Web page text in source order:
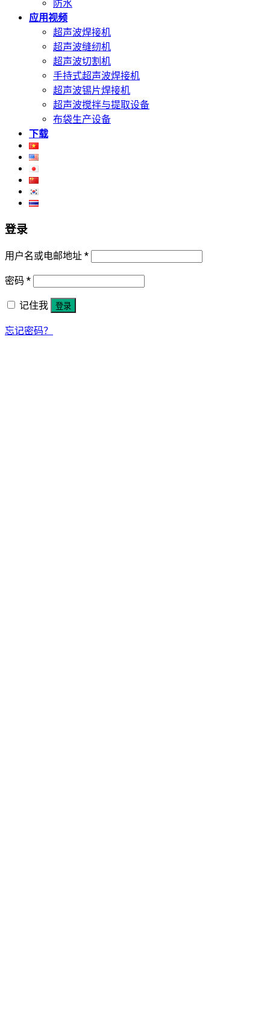
防水
应用视频
超声波焊接机
超声波缝纫机
超声波切割机
手持式超声波焊接机
超声波锡片焊接机
超声波搅拌与提取设备
布袋生产设备
下载
登录
用户名或电邮地址 *
密码 *
记住我 登录
忘记密码？